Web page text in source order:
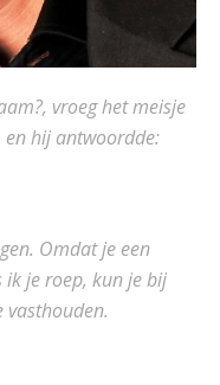
vroeg het meisje
en hij antwoordde:
Omdat je een
ik je roep, kun je bij
vasthouden.